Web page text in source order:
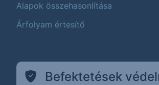
Alapok összehasonlítása
Árfolyam értesítő
Befektetések